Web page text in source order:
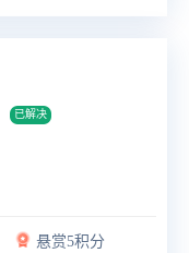
已解决
悬赏5积分